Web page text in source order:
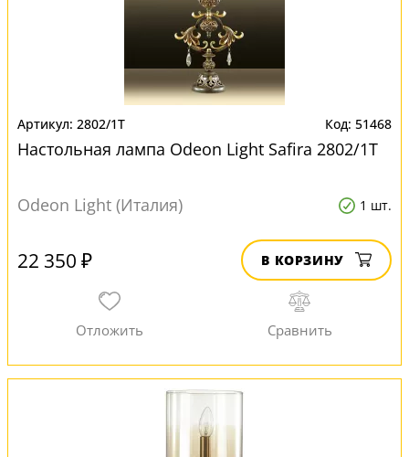
2802/1T 51468
Настольная лампа Odeon Light Safira 2802/1T
Odeon Light (Италия) 1 шт.
22 350 ₽ В КОРЗИНУ